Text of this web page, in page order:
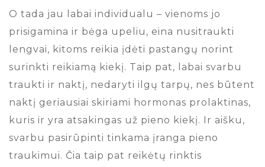
O tada jau labai individualu – vienoms jo
prisigamina ir bėga upeliu, eina nusitraukti
lengvai, kitoms reikia įdėti pastangų norint
surinkti reikiamą kiekį. Taip pat, labai svarbu
traukti ir naktį, nedaryti ilgų tarpų, nes būtent
naktį geriausiai skiriami hormonas prolaktinas,
kuris ir yra atsakingas už pieno kiekį. Ir aišku,
svarbu pasirūpinti tinkama įranga pieno
traukimui. Čia taip pat reikėtų rinktis